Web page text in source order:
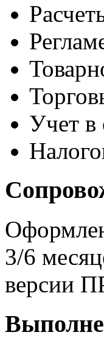
Учет в
3/6
версии